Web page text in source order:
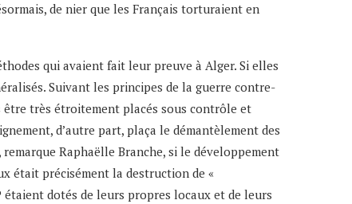
de nier que les Français torturaient en
qui avaient fait leur preuve à Alger. Si elles
Suivant les principes de la guerre contre-
très étroitement placés sous contrôle et
d’autre part, plaça le démantèlement des
Raphaëlle Branche, si le développement
était précisément la destruction de «
dotés de leurs propres locaux et de leurs